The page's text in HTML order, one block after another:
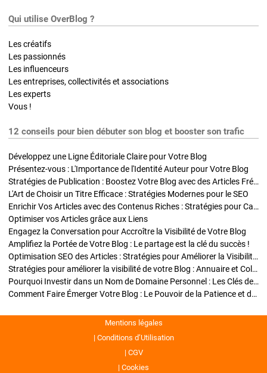
Qui utilise OverBlog ?
Les créatifs
Les passionnés
Les influenceurs
Les entreprises, collectivités et associations
Les experts
Vous !
12 conseils pour bien débuter son blog et booster son trafic
Développez une Ligne Éditoriale Claire pour Votre Blog
Présentez-vous : L'Importance de l'Identité Auteur pour Votre Blog
Stratégies de Publication : Boostez Votre Blog avec des Articles Fréquents et Exclusifs
L'Art de Choisir un Titre Efficace : Stratégies Modernes pour le SEO
Enrichir Vos Articles avec des Contenus Riches : Stratégies pour Captiver et Optimiser
Optimiser vos Articles grâce aux Liens
Engagez la Conversation pour Accroître la Visibilité de Votre Blog
Amplifiez la Portée de Votre Blog : Le partage est la clé du succès !
Optimisation SEO des Articles : Stratégies pour Améliorer la Visibilité de Votre Blog
Stratégies pour améliorer la visibilité de votre Blog : Annuaire et Collaborations
Pourquoi Investir dans un Nom de Domaine Personnel : Les Clés de la Réussite de Votre Blog
Comment Faire Émerger Votre Blog : Le Pouvoir de la Patience et de la Persévérance
Mentions légales
Conditions d’Utilisation
CGV
Cookies